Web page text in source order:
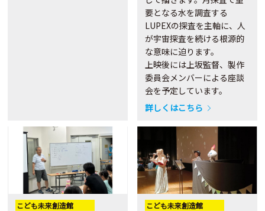
要となる水を調査する
LUPEXの探査を主軸に、人
が宇宙探査を続ける根源的
な意味に迫ります。
上映後には上坂監督、製作
委員会メンバーによる座談
会を予定しています。
詳しくはこちら
こども未来創造館
こども未来創造館